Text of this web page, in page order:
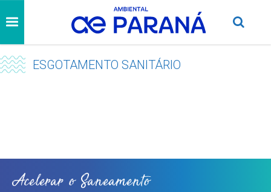
ESGOTAMENTO SANITÁRIO
Acelerar o Saneamento